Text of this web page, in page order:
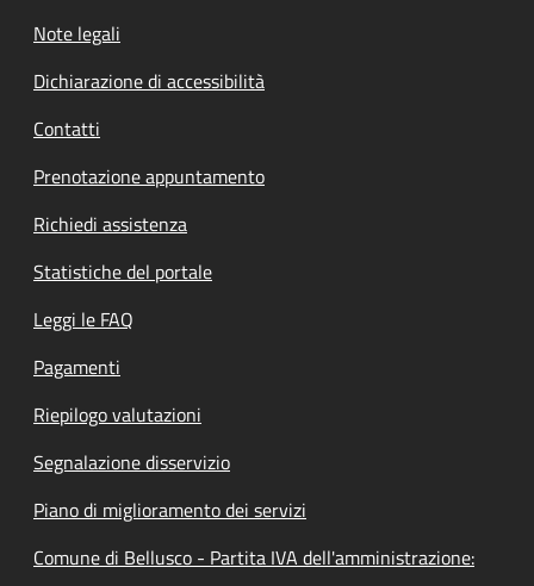
Note legali
Dichiarazione di accessibilità
Contatti
Prenotazione appuntamento
Richiedi assistenza
Statistiche del portale
Leggi le FAQ
Pagamenti
Riepilogo valutazioni
Segnalazione disservizio
Piano di miglioramento dei servizi
Comune di Bellusco - Partita IVA dell'amministrazione: